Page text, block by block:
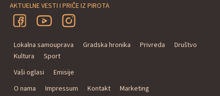
AKTUELNE VESTI I PRIČE IZ PIROTA
Lokalna samouprava Gradska hronika Privreda
Društvo
Kultura
Sport
Vaši oglasi
Emisije
O nama
Impressum Kontakt Marketing